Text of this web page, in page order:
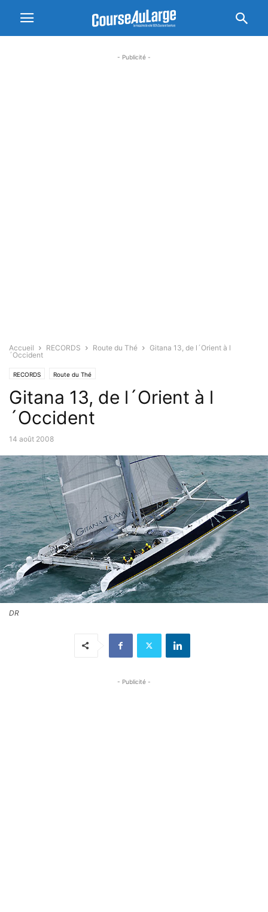
- Publicité -
Accueil RECORDS Route du Thé
Gitana 13, de l´Orient à l
´Occident
RECORDS Route du Thé
Gitana 13, de l´Orient à l
´Occident
14 août 2008
DR
- Publicité -